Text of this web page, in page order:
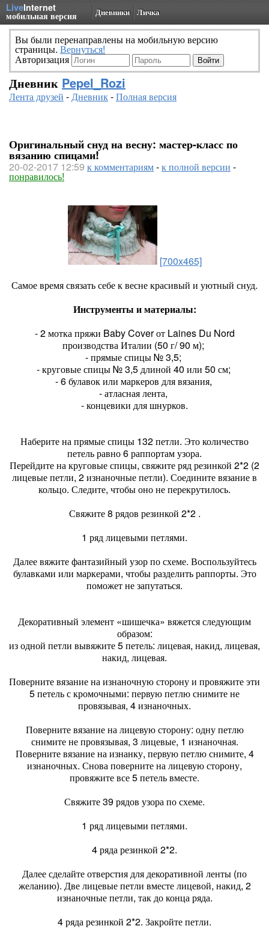
LiveInternet
мобильная версия Дневники Личка
Вы были перенаправлены на мобильную версию
страницы. Вернуться!
Авторизация
Дневник Pepel_Rozi
Лента друзей -Дневник-Полная версия
Оригинальный снуд на весну: мастер-класс по
вязанию спицами!
20-02-2017 12:59 к комментариям-к полной версии -
понравилось!
[700x465]
Самое время связать себе к весне красивый и уютный снуд.
Инструменты и материалы:
- 2 мотка пряжи Baby Cover от Laines Du Nord
производства Италии (50 г/ 90 м);
- прямые спицы № 3,5;
- круговые спицы № 3,5 длиной 40 или 50 см;
- 6 булавок или маркеров для вязания,
- атласная лента,
- концевики для шнурков.
Наберите на прямые спицы 132 петли. Это количество
петель равно 6 раппортам узора.
Перейдите на круговые спицы, свяжите ряд резинкой 2*2 (2
лицевые петли, 2 изнаночные петли). Соедините вязание в
кольцо. Следите, чтобы оно не перекрутилось.
Свяжите 8 рядов резинкой 2*2 .
1 ряд лицевыми петлями.
Далее вяжите фантазийный узор по схеме. Воспользуйтесь
булавками или маркерами, чтобы разделить раппорты. Это
поможет не запутаться.
Декоративный элемент «шишечка» вяжется следующим
образом:
из одной петли вывяжите 5 петель: лицевая, накид, лицевая,
накид, лицевая.
Поверните вязание на изнаночную сторону и провяжите эти
5 петель с кромочными: первую петлю снимите не
провязывая, 4 изнаночных.
Поверните вязание на лицевую сторону: одну петлю
снимите не провязывая, 3 лицевые, 1 изнаночная.
Поверните вязание на изнанку, первую петлю снимите, 4
изнаночных. Снова поверните на лицевую сторону,
провяжите все 5 петель вместе.
Свяжите 39 рядов узора по схеме.
1 ряд лицевыми петлями.
4 ряда резинкой 2*2.
Далее сделайте отверстия для декоративной ленты (по
желанию). Две лицевые петли вместе лицевой, накид, 2
изнаночные петли, так до конца ряда.
4 ряда резинкой 2*2. Закройте петли.